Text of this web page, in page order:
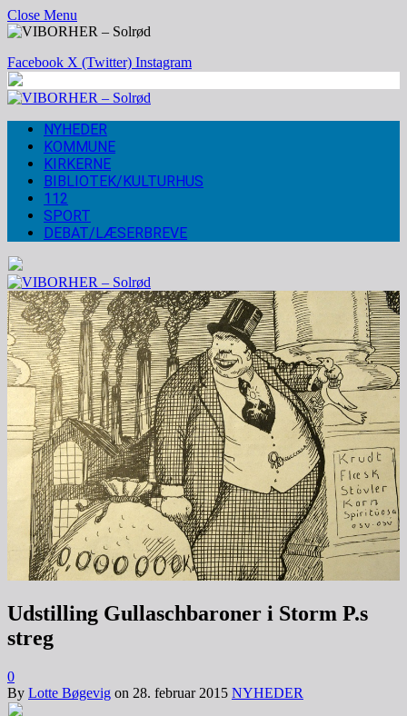
Close Menu
Facebook X (Twitter) Instagram
NYHEDER
KOMMUNE
KIRKERNE
BIBLIOTEK/KULTURHUS
112
SPORT
DEBAT/LÆSERBREVE
Udstilling Gullaschbaroner i Storm P.s
streg
0
By Lotte Bøgevig on 28. februar 2015 NYHEDER